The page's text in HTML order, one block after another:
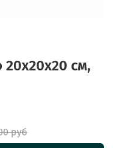
см,
руб